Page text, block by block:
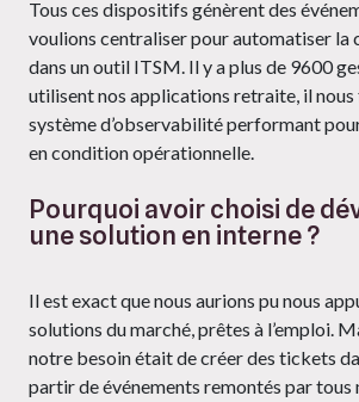
Tous ces dispositifs génèrent des
voulions centraliser pour automatiser la
dans un outil ITSM. Il y a plus de 9600
utilisent nos applications retraite, il
système d’observabilité performant
en condition opérationnelle.
Pourquoi avoir choisi de
une solution en interne ?
Il est exact que nous aurions pu nous
solutions du marché, prêtes à l’emploi.
notre besoin était de créer des tickets
partir de événements remontés par tous